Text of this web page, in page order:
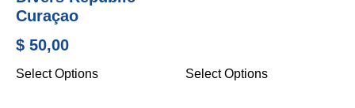
Curaçao
$ 50,00
Select Options Select Options